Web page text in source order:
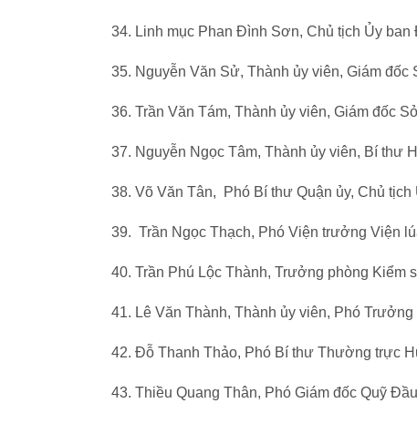
34. Linh mục Phan Đình Sơn, Chủ tịch Ủy
35. Nguyễn Văn Sử, Thành ủy viên, Giám đốc
36. Trần Văn Tám, Thành ủy viên, Giám đốc
37. Nguyễn Ngọc Tâm, Thành ủy viên, Bí thư
38. Võ Văn Tân, Phó Bí thư Quận ủy, Chủ
39. Trần Ngọc Thạch, Phó Viện trưởng Viện
40. Trần Phú Lộc Thành, Trưởng phòng
41. Lê Văn Thành, Thành ủy viên, Phó
42. Đỗ Thanh Thảo, Phó Bí thư Thường trực
43. Thiều Quang Thân, Phó Giám đốc Quỹ